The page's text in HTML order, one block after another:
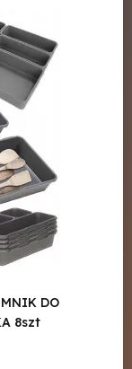
DO
8szt